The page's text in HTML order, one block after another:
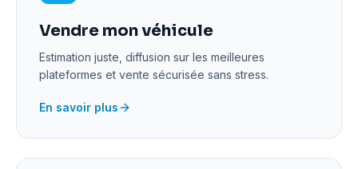
Vendre mon véhicule
Estimation juste, diffusion sur les meilleures
plateformes et vente sécurisée sans stress.
En savoir plus